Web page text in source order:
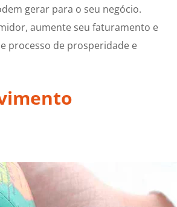
gerar para o seu negócio.
aumente seu faturamento e
processo de prosperidade e